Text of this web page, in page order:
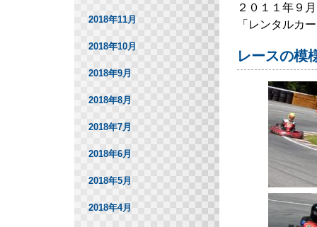
２０１１年９
「レンタルカ
レースの模
2018年11月
2018年10月
2018年9月
2018年8月
2018年7月
2018年6月
2018年5月
2018年4月